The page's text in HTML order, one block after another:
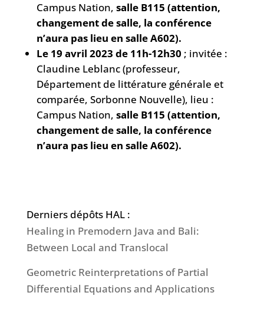
Campus Nation, salle B115 (attention,
changement de salle, la conférence
n’aura pas lieu en salle A602).
Le 19 avril 2023 de 11h-12h30 ; invitée :
Claudine Leblanc (professeur,
Département de littérature générale et
comparée, Sorbonne Nouvelle), lieu :
Campus Nation, salle B115 (attention,
changement de salle, la conférence
n’aura pas lieu en salle A602).
Derniers dépôts HAL :
Healing in Premodern Java and Bali:
Between Local and Translocal
Geometric Reinterpretations of Partial
Differential Equations and Applications